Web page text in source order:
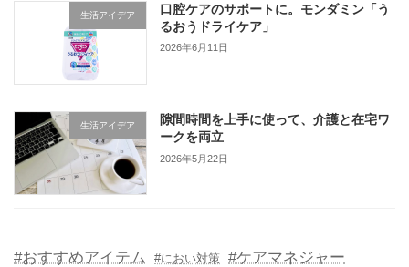
生活アイデア
口腔ケアのサポートに。モンダミン「う
るおうドライケア」
2026年6月11日
生活アイデア
隙間時間を上手に使って、介護と在宅ワ
ークを両立
2026年5月22日
#おすすめアイテム #におい対策 #ケアマネジャー